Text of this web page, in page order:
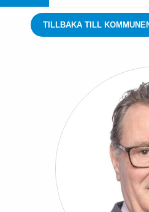
TILLBAKA TILL